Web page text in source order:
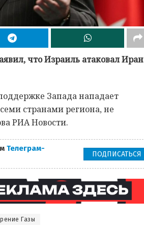
что Израиль атаковал Иран
Запада нападает
странами региона, не
РИА Новости.
Телеграм-
ПОДПИСАТЬСЯ
Газы